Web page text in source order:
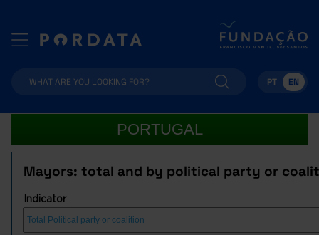
PT EN
PORTUGAL
Mayors: total and by political party or
Indicator